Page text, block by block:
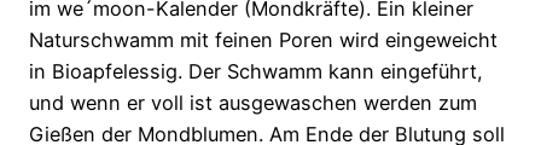
im we´moon-Kalender (Mondkräfte). Ein kleiner
Naturschwamm mit feinen Poren wird eingeweicht
in Bioapfelessig. Der Schwamm kann eingeführt,
und wenn er voll ist ausgewaschen werden zum
Gießen der Mondblumen. Am Ende der Blutung soll